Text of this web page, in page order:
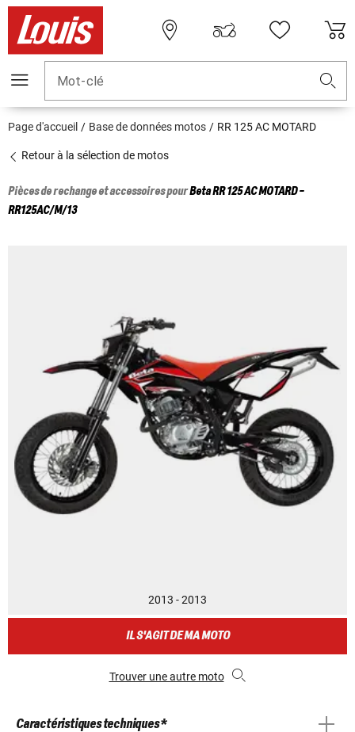
Mot-clé
Page d'accueil Base de données motos RR 125 AC MOTARD
Retour à la sélection de motos
Pièces de rechange et accessoires pourBetaRR 125 AC MOTARD -
RR125AC/M/13
2013 - 2013
IL S'AGIT DE MA MOTO
Trouver une autre moto
Caractéristiques techniques *